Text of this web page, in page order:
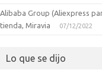
Alibaba Group (Aliexpress
tienda, Miravia
07/12/2022
Lo que se dijo